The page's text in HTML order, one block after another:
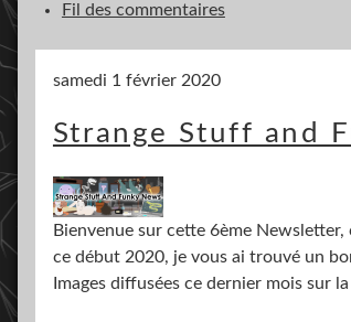
Fil des commentaires
samedi 1 février 2020
Strange Stuff and
Bienvenue sur cette 6ème
ce début 2020, je vous ai trouvé un
Images diffusées ce dernier mois sur